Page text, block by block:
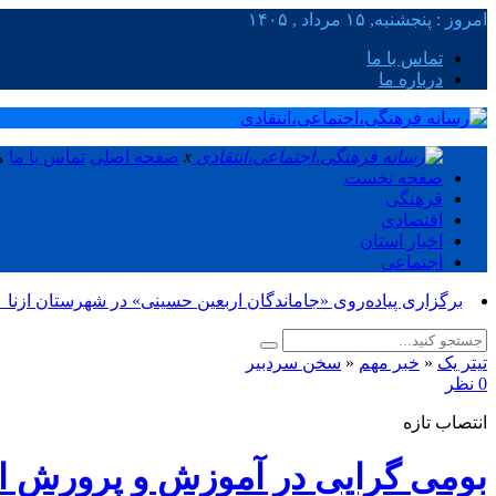
امروز : پنجشنبه, ۱۵ مرداد , ۱۴۰۵
تماس با ما
درباره ما
x صفحه اصلی تماس با ما
صفحه نخست
فرهنگی
اقتصادی
اخبار استان
اجتماعی
برگزاری پیاده‌روی «جاماندگان اربعین حسینی» در شهرستان ازنا_
تیتر یک « خبر مهم « سخن سردبیر
0 نظر
انتصاب تازه
بومی گرایی در آموزش و پرورش